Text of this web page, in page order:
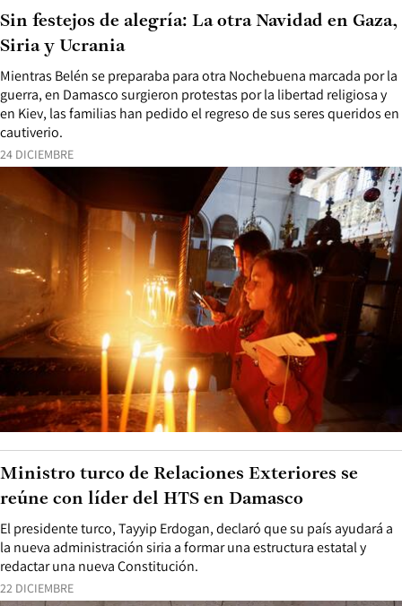
24 DICIEMBRE
Mientras Belén se preparaba para otra Nochebuena marcada por la
guerra, en Damasco surgieron protestas por la libertad religiosa y
en Kiev, las familias han pedido el regreso de sus seres queridos en
cautiverio.
Sin festejos de alegría: La otra Navidad en Gaza,
Siria y Ucrania
22 DICIEMBRE
El presidente turco, Tayyip Erdogan, declaró que su país ayudará a
la nueva administración siria a formar una estructura estatal y
redactar una nueva Constitución.
Ministro turco de Relaciones Exteriores se
reúne con líder del HTS en Damasco